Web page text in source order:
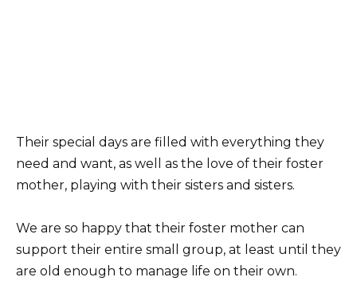
Their special days are filled with everything they
need and want, as well as the love of their foster
mother, playing with their sisters and sisters.
We are so happy that their foster mother can
support their entire small group, at least until they
are old enough to manage life on their own.